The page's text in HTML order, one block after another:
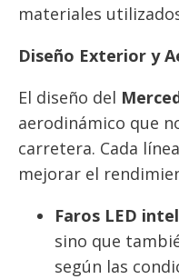
materiales
Diseño Exterior y
El diseño del
aerodinámico que
carretera. Cada
mejorar el
Faros LED
sino que
según las